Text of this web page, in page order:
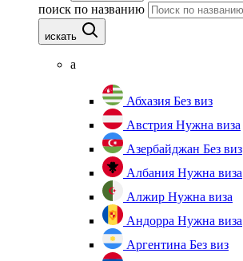
поиск по названию
искать
а
Абхазия Без виз
Австрия Нужна виза
Азербайджан Без виз
Албания Нужна виза
Алжир Нужна виза
Андорра Нужна виза
Аргентина Без виз